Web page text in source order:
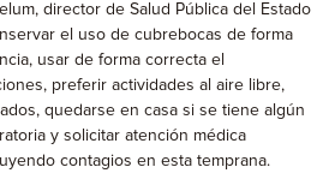
director de Salud Pública del Estado
el uso de cubrebocas de forma
usar de forma correcta el
preferir actividades al aire libre,
quedarse en casa si se tiene algún
y solicitar atención médica
contagios en esta temprana.